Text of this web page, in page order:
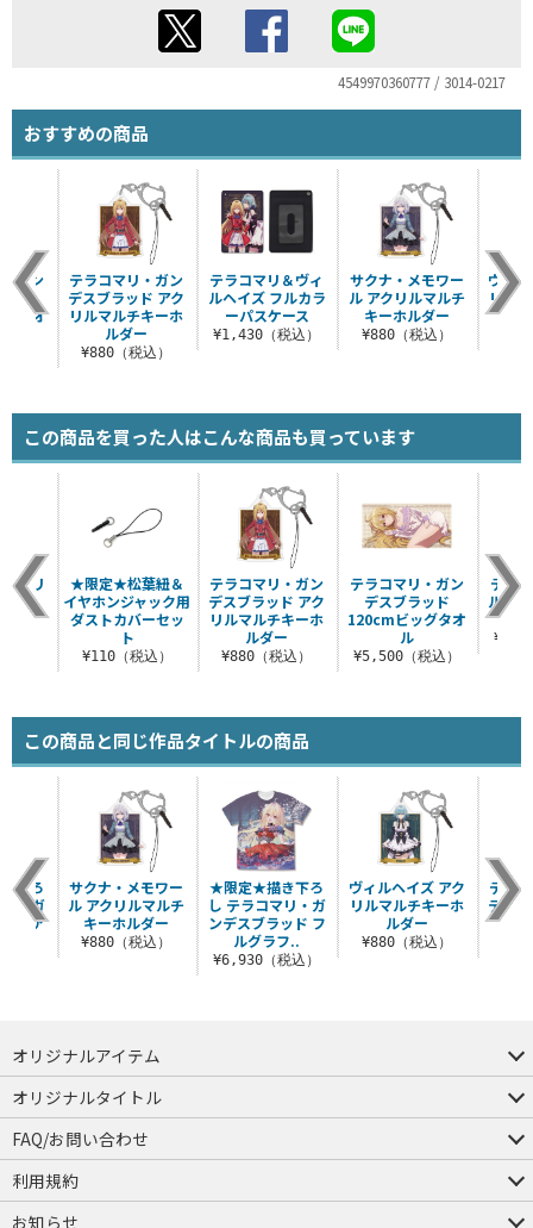
4549970360777 / 3014-0217
おすすめの商品
テラコマリ＆ヴィ
ルヘイズ フルカラ
ーパスケース
¥1,430（税込）
サクナ・メモワー
ル アクリルマルチ
キーホルダー
¥880（税込）
ヴィ
リル
ガン
ド
タオ
テラコマリ・ガン
デスブラッド アク
リルマルチキーホ
ルダー
¥880（税込）
この商品を買った人はこんな商品も買っています
テラコマリ・ガン
デスブラッド アク
リルマルチキーホ
ルダー
¥880（税込）
テラコマリ・ガン
デスブラッド
120cmビッグタオ
ル
¥5,500（税込）
テラ
ルヘ
クリ
れ
込）
★限定★松葉紐＆
イヤホンジャック用
ダストカバーセッ
ト
¥110（税込）
この商品と同じ作品タイトルの商品
★限定★描き下ろ
し テラコマリ・ガ
ンデスブラッド フ
ルグラフ..
¥6,930（税込）
ヴィルヘイズ アク
リルマルチキーホ
ルダー
¥880（税込）
テラ
デス
リ
下ろ
・ガ
ド ア
サクナ・メモワー
ル アクリルマルチ
キーホルダー
¥880（税込）
オリジナルアイテム
つままれ
つかまれ
ピョコッテ
オリジナルタイトル
アイテムヤ
ミスカトニック大學購買部
FAQ/お問い合わせ
FAQ
お問い合わせ
利用規約
会員規約・ポイント規約
特定商取引法に関する表示
プライバシーポリシー
お知らせ